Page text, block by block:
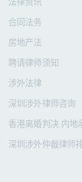
合同法务
房地产法
聘请律师须知
涉外法律
深圳涉外律师咨询
香港离婚判决 内地
深圳涉外仲裁律师